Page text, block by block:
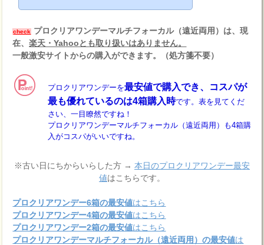
check
プロクリアワンデーマルチフォーカル（遠近両用）は、現
在、楽天・Yahooとも取り扱いはありません。
一般激安サイトからの購入ができます。（処方箋不要）
プロクリアワンデーを最安値で購入でき、コスパが
最も優れているのは4箱購入時です。表を見てくだ
さい、一目瞭然ですね！
プロクリアワンデーマルチフォーカル（遠近両用）も4箱購
入がコスパがいいですね。
※古い日にちからいらした方 → 本日のプロクリアワンデー最安
値はこちらです。
プロクリアワンデー6箱の最安値はこちら
プロクリアワンデー4箱の最安値はこちら
プロクリアワンデー2箱の最安値はこちら
プロクリアワンデーマルチフォーカル（遠近両用）の最安値は